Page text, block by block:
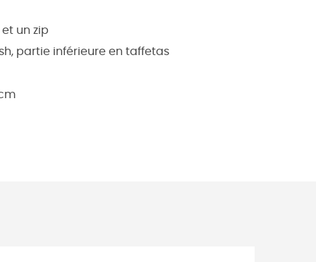
un zip
partie inférieure en taffetas